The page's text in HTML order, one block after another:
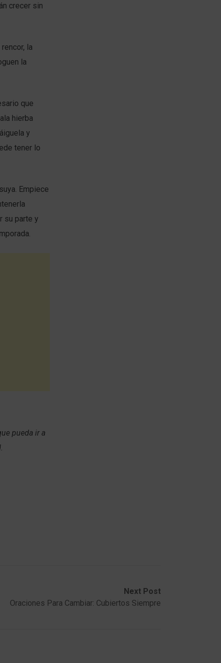
crecer sin
la
la
que
hierba
y
tener lo
Empiece
su parte y
pueda ir a
Next Post
Oraciones Para Cambiar: Cubiertos Siempre